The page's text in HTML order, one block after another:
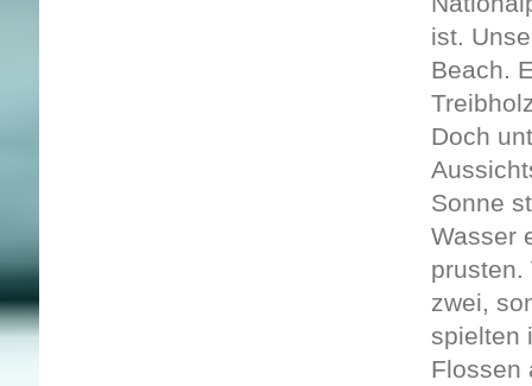
ist.
Beach.
Doch
Sonne
Wasser
prusten.
zwei,
spielten
Flossen